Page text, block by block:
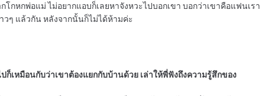
โกหกพ่อแม่ ไม่อยากแอบก็เลยหาจังหวะไปบอกเขา บอกว่าเขาคือแฟนเรา
วๆ แล้วกัน หลังจากนั้นก็ไม่ได้ห้ามค่ะ
เหมือนกับว่าเขาต้องแยกกับบ้านด้วย เล่าให้พี่ฟังถึงความรู้สึกของ